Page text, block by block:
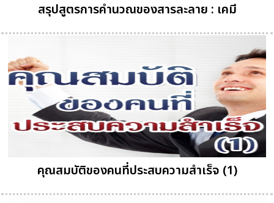
สรุปสูตรการคำนวณของสารละลาย : เคมี
คุณสมบัติของคนที่ประสบความสำเร็จ (1)